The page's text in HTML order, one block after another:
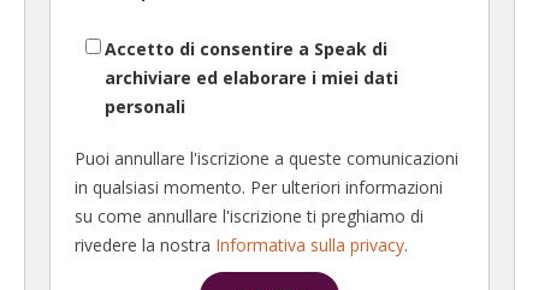
Accetto di consentire a Speak di
archiviare ed elaborare i miei dati
personali
Puoi annullare l'iscrizione a queste comunicazioni
in qualsiasi momento. Per ulteriori informazioni
su come annullare l'iscrizione ti preghiamo di
rivedere la nostra Informativa sulla privacy.